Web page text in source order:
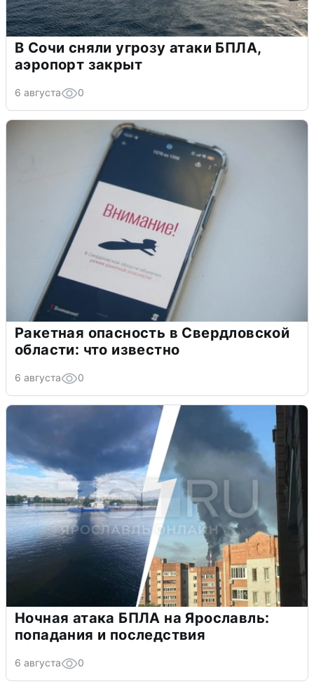
В Сочи сняли угрозу атаки БПЛА,
аэропорт закрыт
6 августа 0
Ракетная опасность в Свердловской
области: что известно
6 августа 0
Ночная атака БПЛА на Ярославль:
попадания и последствия
6 августа 0